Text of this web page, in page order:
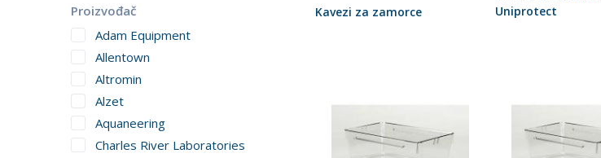
Proizvođač
Adam Equipment
Allentown
Altromin
Alzet
Aquaneering
Charles River Laboratories
Kavezi za zamorce
Uniprotect